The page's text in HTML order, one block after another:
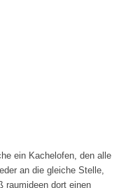
ein Kachelofen, den alle
an die gleiche Stelle,
raumideen dort einen